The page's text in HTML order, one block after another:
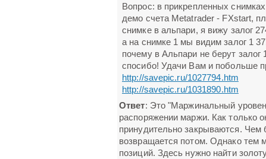
Вопрос: в прикрепленных
демо счета Metatrader - FXstart,
снимке в альпари, я вижу залог
а на снимке 1 мы видим залог 1
почему в Альпари не берут залог
спосибо! Удачи Вам и побольше
http://savepic.ru/1027794.htm
http://savepic.ru/1031890.htm
Ответ: Это "Маржинальный
распоряжении маржи. Как только
принудительно закрываются.
возвращается потом. Однако тем
позиций. Здесь нужно найти